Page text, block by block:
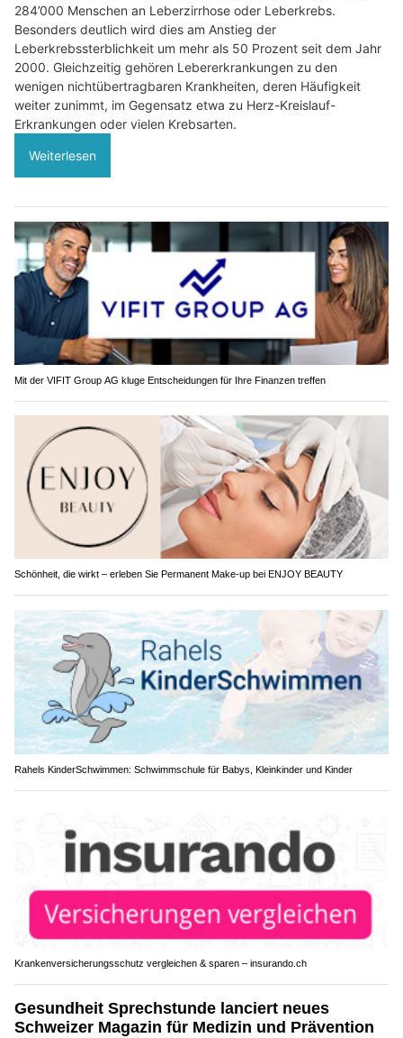
284’000 Menschen an Leberzirrhose oder Leberkrebs.
Besonders deutlich wird dies am Anstieg der
Leberkrebssterblichkeit um mehr als 50 Prozent seit dem Jahr
2000. Gleichzeitig gehören Lebererkrankungen zu den
wenigen nichtübertragbaren Krankheiten, deren Häufigkeit
weiter zunimmt, im Gegensatz etwa zu Herz-Kreislauf-
Erkrankungen oder vielen Krebsarten.
Weiterlesen
Mit der VIFIT Group AG kluge Entscheidungen für Ihre Finanzen treffen
Schönheit, die wirkt – erleben Sie Permanent Make-up bei ENJOY BEAUTY
Rahels KinderSchwimmen: Schwimmschule für Babys, Kleinkinder und Kinder
Krankenversicherungsschutz vergleichen & sparen – insurando.ch
Gesundheit Sprechstunde lanciert neues
Schweizer Magazin für Medizin und Prävention